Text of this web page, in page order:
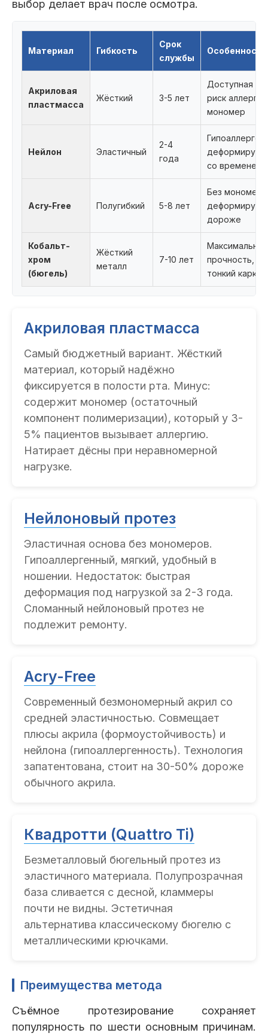
выбор делает врач после осмотра.
Материал Гибкость
Срок
службы
Особенности
Акриловая
пластмасса
Жёсткий 3-5 лет
Доступная
риск
мономер
Нейлон Эластичный
2-4
года
со временем
Acry-Free Полугибкий 5-8 лет
Без
дороже
Кобальт-
хром
(бюгель)
Жёсткий
металл
7-10 лет
Максимальная
прочность,
тонкий каркас
Акриловая пластмасса
Самый бюджетный вариант. Жёсткий
материал, который надёжно
фиксируется в полости рта. Минус:
содержит мономер (остаточный
компонент полимеризации), который у 3-
5% пациентов вызывает аллергию.
Натирает дёсны при неравномерной
нагрузке.
Нейлоновый протез
Эластичная основа без мономеров.
Гипоаллергенный, мягкий, удобный в
ношении. Недостаток: быстрая
деформация под нагрузкой за 2-3 года.
Сломанный нейлоновый протез не
подлежит ремонту.
Acry-Free
Современный безмономерный акрил со
средней эластичностью. Совмещает
плюсы акрила (формоустойчивость) и
нейлона (гипоаллергенность). Технология
запатентована, стоит на 30-50% дороже
обычного акрила.
Квадротти (Quattro Ti)
Безметалловый бюгельный протез из
эластичного материала. Полупрозрачная
база сливается с десной, кламмеры
почти не видны. Эстетичная
альтернатива классическому бюгелю с
металлическими крючками.
Преимущества метода
Съёмное протезирование сохраняет
популярность по шести основным причинам.